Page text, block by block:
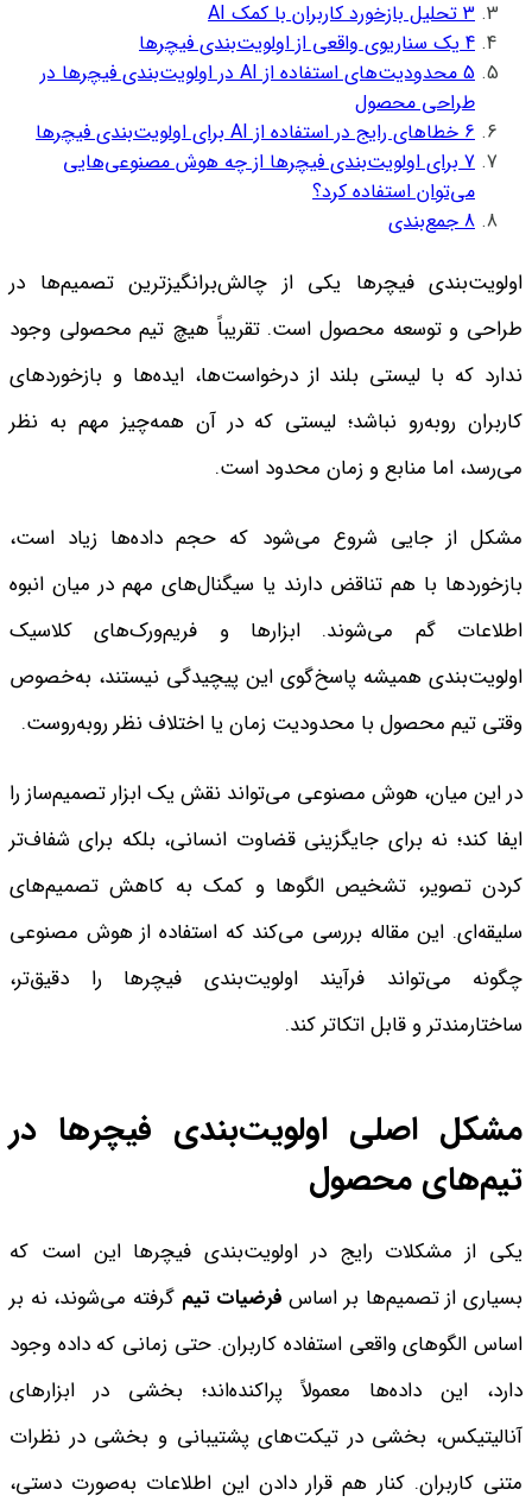
3 تحلیل بازخورد کاربران با کمک AI
4 یک سناریوی واقعی از اولویت‌بندی فیچرها
5
محدودیت‌های استفاده از AI در اولویت‌بندی فیچرها در
طراحی محصول
6 خطاهای رایج در استفاده از AI برای اولویت‌بندی فیچرها
7 برای اولویت‌بندی فیچرها از چه هوش مصنوعی‌هایی
می‌توان استفاده کرد؟
8 جمع‌بندی
اولویت‌بندی فیچرها یکی از چالش‌برانگیزترین تصمیم‌ها در
طراحی و توسعه محصول است. تقریباً هیچ تیم محصولی وجود
ندارد که با لیستی بلند از درخواست‌ها، ایده‌ها و بازخوردهای
کاربران روبه‌رو نباشد؛ لیستی که در آن همه‌چیز مهم به نظر
می‌رسد، اما منابع و زمان محدود است.
مشکل از جایی شروع می‌شود که حجم داده‌ها زیاد است،
بازخوردها با هم تناقض دارند یا سیگنال‌های مهم در میان انبوه
اطلاعات گم می‌شوند. ابزارها و فریم‌ورک‌های کلاسیک
اولویت‌بندی همیشه پاسخ‌گوی این پیچیدگی نیستند، به‌خصوص
وقتی تیم محصول با محدودیت زمان یا اختلاف نظر روبه‌روست.
در این میان، هوش مصنوعی می‌تواند نقش یک ابزار تصمیم‌ساز را
ایفا کند؛ نه برای جایگزینی قضاوت انسانی، بلکه برای شفاف‌تر
کردن تصویر، تشخیص الگوها و کمک به کاهش تصمیم‌های
سلیقه‌ای. این مقاله بررسی می‌کند که استفاده از هوش مصنوعی
چگونه می‌تواند فرآیند اولویت‌بندی فیچرها را دقیق‌تر،
ساختارمندتر و قابل اتکاتر کند.
مشکل اصلی اولویت‌بندی فیچرها در
تیم‌های محصول
یکی از مشکلات رایج در اولویت‌بندی فیچرها این است که
بسیاری از تصمیم‌ها بر اساس فرضیات تیم گرفته می‌شوند، نه بر
اساس الگوهای واقعی استفاده کاربران. حتی زمانی که داده وجود
دارد، این داده‌ها معمولاً پراکنده‌اند؛ بخشی در ابزارهای
آنالیتیکس، بخشی در تیکت‌های پشتیبانی و بخشی در نظرات
متنی کاربران. کنار هم قرار دادن این اطلاعات به‌صورت دستی،